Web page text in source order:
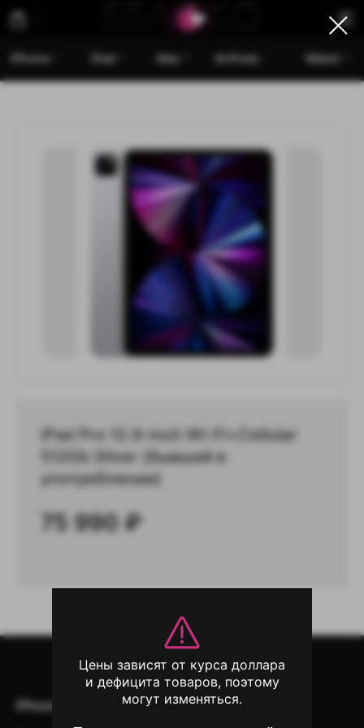
iPhone iPad Mac AirPods Watch
iPad Pro 12.9-inch Wi-Fi+Сellular
512Gb Silver (бывший в
употреблении)
75 990 ₽
iPhone Mac
AirPods
Цены зависят от курса доллара
и дефицита товаров, поэтому
могут изменяться.